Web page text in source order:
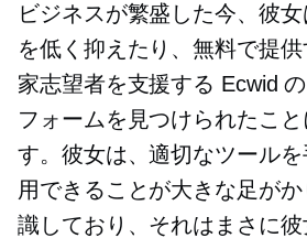
ビジネスが繁盛した今、彼
を低く抑えたり、無料で提
家志望者を支援する Ecwid
フォームを見つけられたこと
す。彼女は、適切なツールを
用できることが大きな足が
識しており、それはまさに